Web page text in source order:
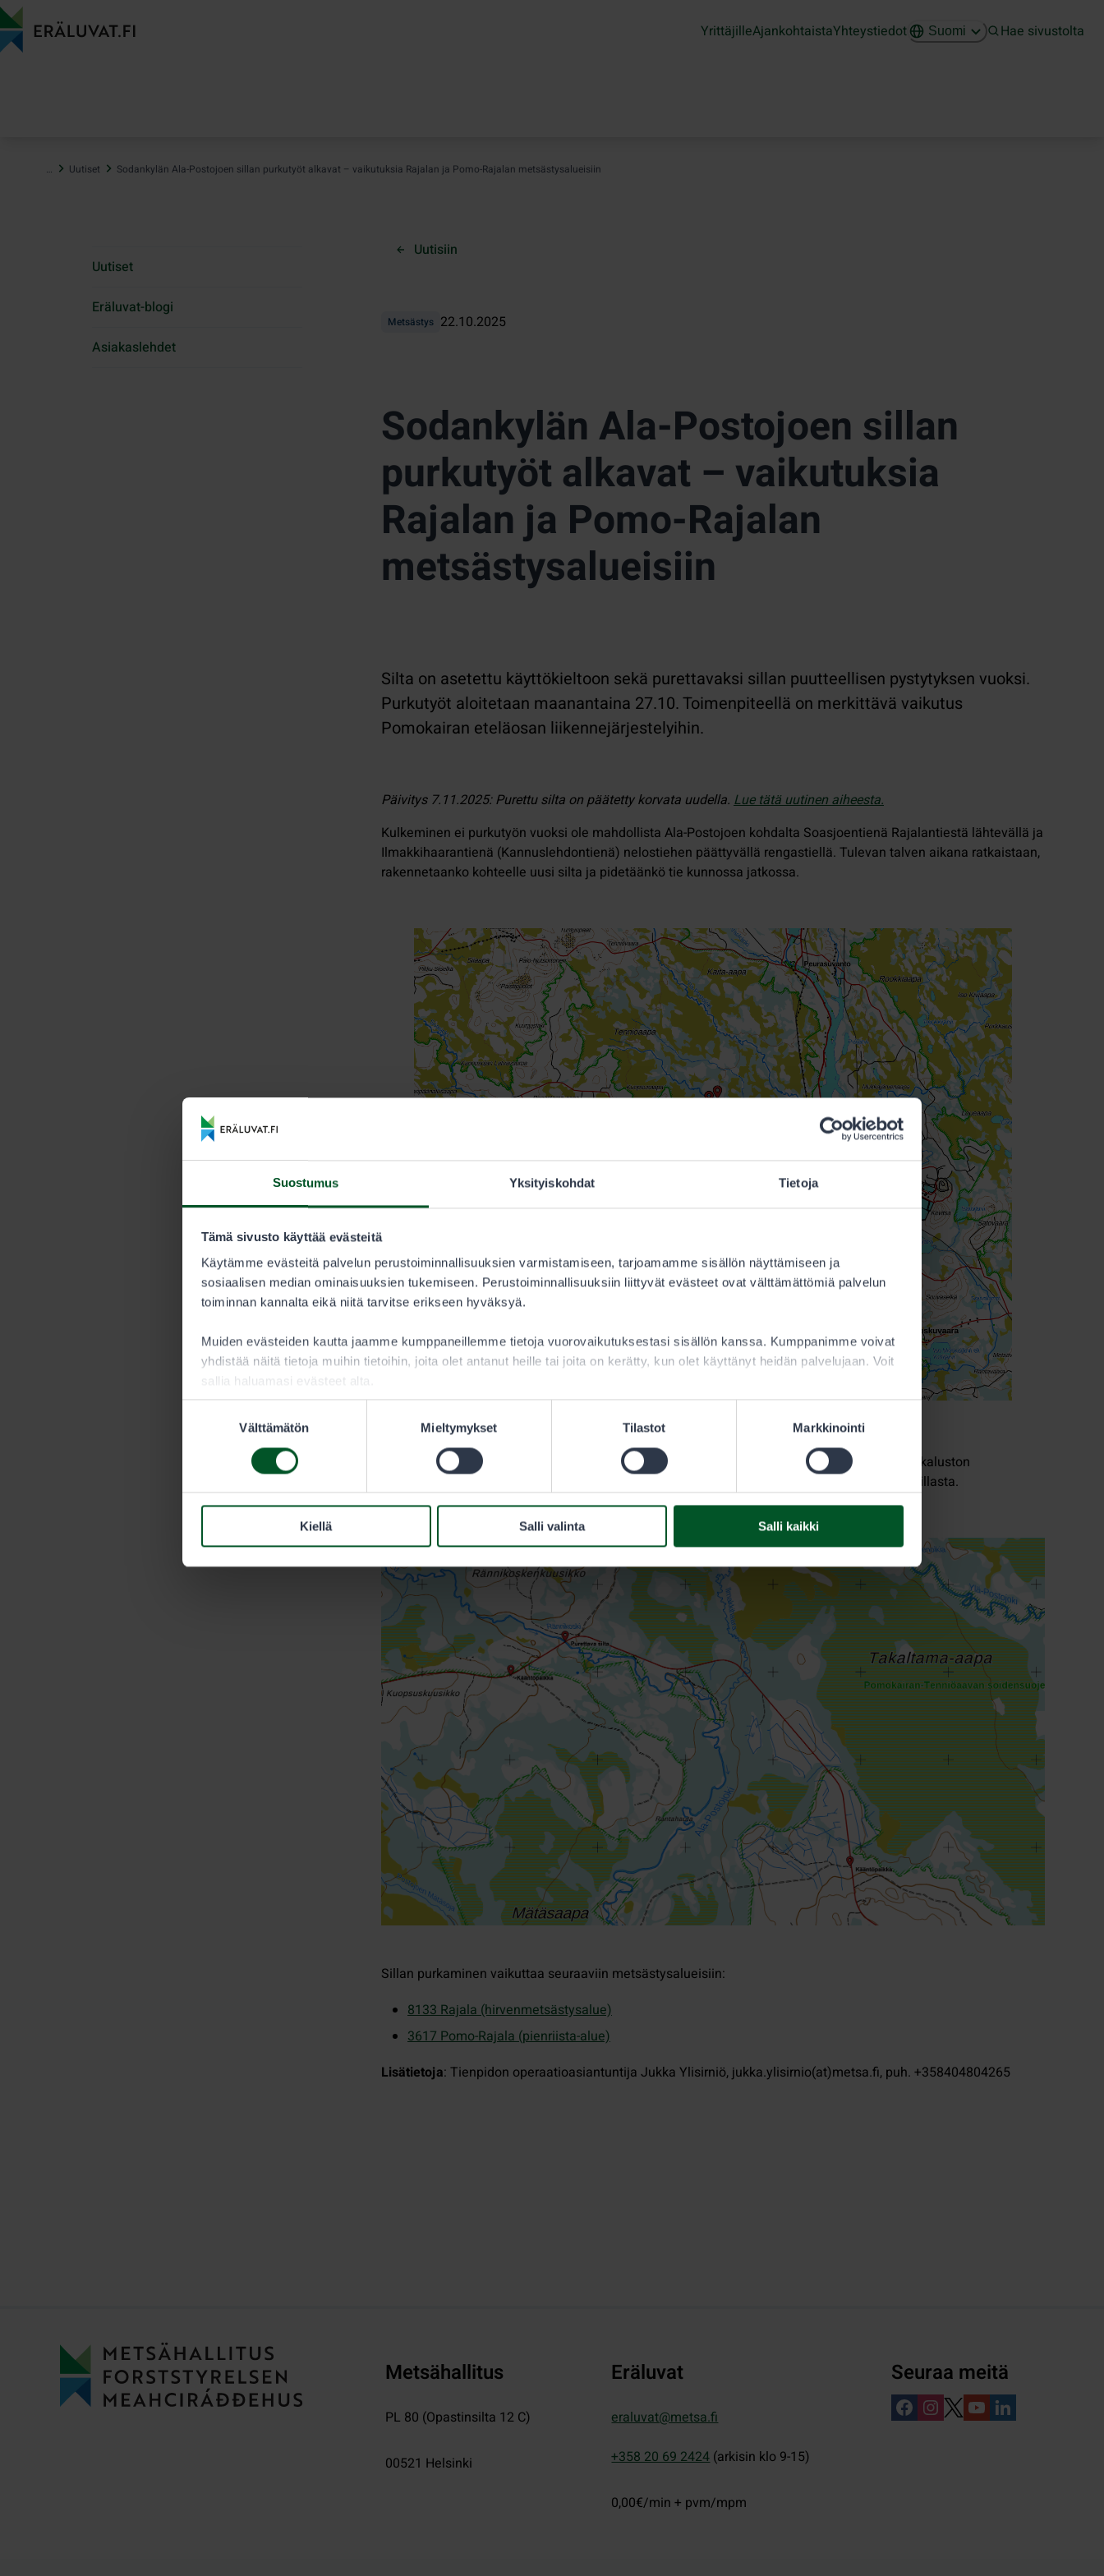
Suostumus Yksityiskohdat Tietoja
Tämä sivusto käyttää evästeitä
Käytämme evästeitä palvelun perustoiminnallisuuksien varmistamiseen, tarjoamamme sisällön näyttämiseen ja
sosiaalisen median ominaisuuksien tukemiseen. Perustoiminnallisuuksiin liittyvät evästeet ovat välttämättömiä palvelun
toiminnan kannalta eikä niitä tarvitse erikseen hyväksyä.
Muiden evästeiden kautta jaamme kumppaneillemme tietoja vuorovaikutuksestasi sisällön kanssa. Kumppanimme voivat
yhdistää näitä tietoja muihin tietoihin, joita olet antanut heille tai joita on kerätty, kun olet käyttänyt heidän palvelujaan. Voit
sallia haluamasi evästeet alta.
Välttämätön Mieltymykset Tilastot Markkinointi
Kiellä Salli valinta Salli kaikki
Hyppää
sisältöön
YrittäjilleAjankohtaistaYhteystiedot Suomi Hae sivustolta
… Uutiset Sodankylän Ala-Postojoen sillan purkutyöt alkavat – vaikutuksia Rajalan ja Pomo-Rajalan metsästysalueisiin
Uutiset
Eräluvat-blogi
Asiakaslehdet
Uutisiin
Metsästys 22.10.2025
Sodankylän Ala-Postojoen sillan
purkutyöt alkavat – vaikutuksia
Rajalan ja Pomo-Rajalan
metsästysalueisiin
Silta on asetettu käyttökieltoon sekä purettavaksi sillan puutteellisen pystytyksen vuoksi.
Purkutyöt aloitetaan maanantaina 27.10. Toimenpiteellä on merkittävä vaikutus
Pomokairan eteläosan liikennejärjestelyihin.
Päivitys 7.11.2025: Purettu silta on päätetty korvata uudella. Lue tätä uutinen aiheesta.
Kulkeminen ei purkutyön vuoksi ole mahdollista Ala-Postojoen kohdalta Soasjoentienä Rajalantiestä lähtevällä ja
Ilmakkihaarantienä (Kannuslehdontienä) nelostiehen päättyvällä rengastiellä. Tulevan talven aikana ratkaistaan,
rakennetaanko kohteelle uusi silta ja pidetäänkö tie kunnossa jatkossa.
Sillan purkamisen yhteydessä sen molemmille puolille rakennetaan maavallit sekä raskaan kaluston
kääntymispaikka. Sillan purkupaikan molemmin puolin asetetaan varoitusmerkit puretusta sillasta.
Sillan purkaminen vaikuttaa seuraaviin metsästysalueisiin:
8133 Rajala (hirvenmetsästysalue)
3617 Pomo-Rajala (pienriista-alue)
Lisätietoja: Tienpidon operaatioasiantuntija Jukka Ylisirniö, jukka.ylisirnio(at)metsa.fi, puh. +358404804265
Metsähallitus
PL 80 (Opastinsilta 12 C)
00521 Helsinki
Eräluvat
eraluvat@metsa.fi
+358 20 69 2424(arkisin klo 9-15)
0,00€/min + pvm/mpm
Seuraa meitä